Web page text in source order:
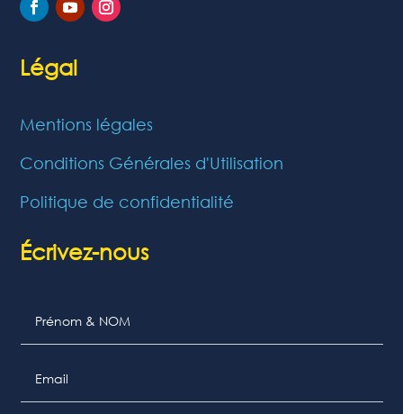
Légal
Mentions légales
Conditions Générales d'Utilisation
Politique de confidentialité
Écrivez-nous